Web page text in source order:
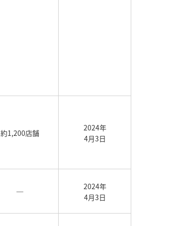
約1,200店舗
2024年
4月3日
―
2024年
4月3日